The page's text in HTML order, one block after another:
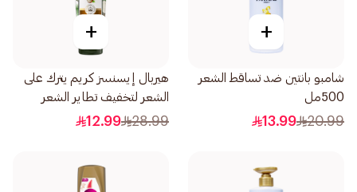
+
شامبو بانتين ضد تساقط الشعر
500مل
20.99
13.99
+
هيربال إيسنسز كريم يترك على
الشعر لتخفيف تطاير الشعر
بحليب جوز الهند 180مل
28.99
12.99